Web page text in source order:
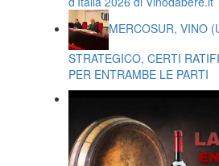
MERCOSUR, VINO
STRATEGICO, CERTI
PER ENTRAMBE LE PARTI